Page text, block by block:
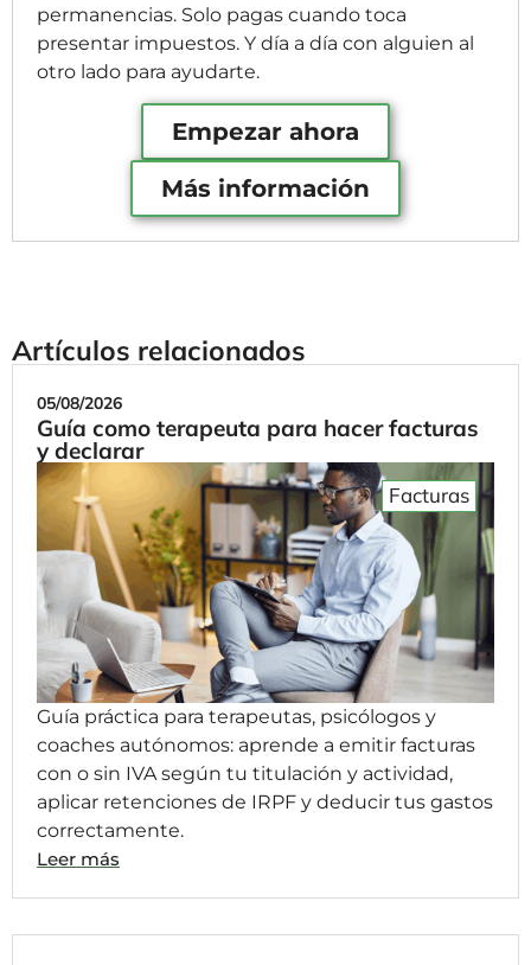
permanencias. Solo pagas cuando toca
presentar impuestos. Y día a día con alguien al
otro lado para ayudarte.
Empezar ahora
Más información
Artículos relacionados
05/08/2026
Guía como terapeuta para hacer facturas
y declarar
Guía práctica para terapeutas, psicólogos y
coaches autónomos: aprende a emitir facturas
con o sin IVA según tu titulación y actividad,
aplicar retenciones de IRPF y deducir tus gastos
correctamente.
Leer más
Facturas